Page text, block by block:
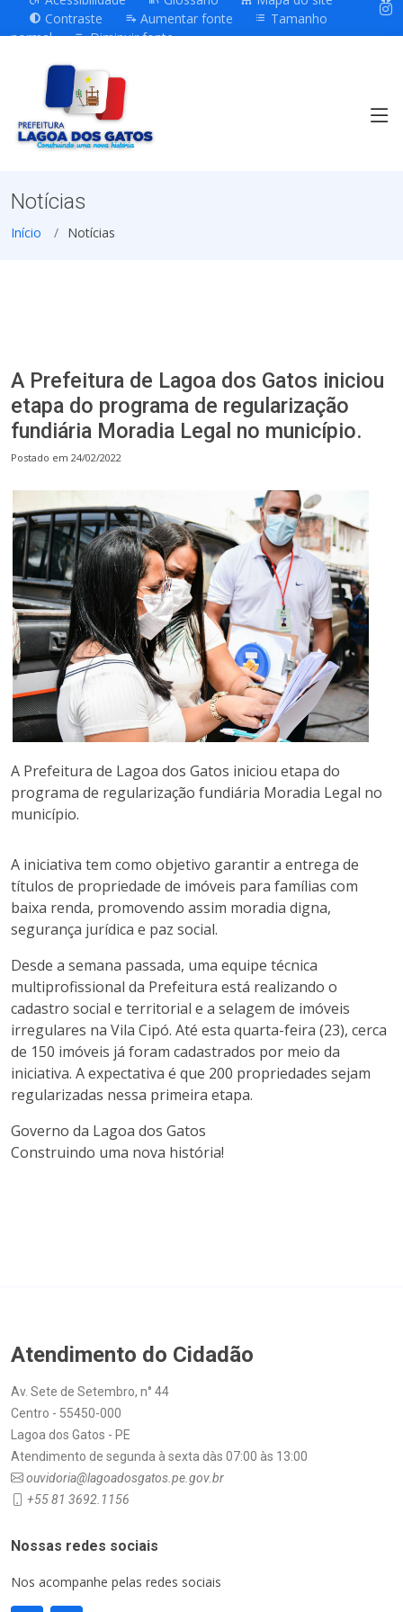
Contraste
Aumentar fonte
Tamanho
normal
Diminuir fonte
Notícias
Início Notícias
A Prefeitura de Lagoa dos Gatos iniciou
etapa do programa de regularização
fundiária Moradia Legal no município.
Postado em 24/02/2022
A Prefeitura de Lagoa dos Gatos iniciou etapa do
programa de regularização fundiária Moradia Legal no
município.
A iniciativa tem como objetivo garantir a entrega de
títulos de propriedade de imóveis para famílias com
baixa renda, promovendo assim moradia digna,
segurança jurídica e paz social.
Desde a semana passada, uma equipe técnica
multiprofissional da Prefeitura está realizando o
cadastro social e territorial e a selagem de imóveis
irregulares na Vila Cipó. Até esta quarta-feira (23), cerca
de 150 imóveis já foram cadastrados por meio da
iniciativa. A expectativa é que 200 propriedades sejam
regularizadas nessa primeira etapa.
Governo da Lagoa dos Gatos
Construindo uma nova história!
Atendimento do Cidadão
Av. Sete de Setembro, n° 44
Centro - 55450-000
Lagoa dos Gatos - PE
Atendimento de segunda à sexta dàs 07:00 às 13:00
ouvidoria@lagoadosgatos.pe.gov.br
+55 81 3692.1156
Nossas redes sociais
Nos acompanhe pelas redes sociais